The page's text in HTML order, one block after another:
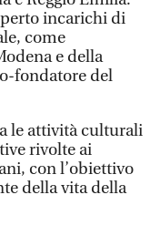
incarichi di
come
e della
fondatore del
le attività culturali
rivolte ai
con l’obiettivo
della vita della